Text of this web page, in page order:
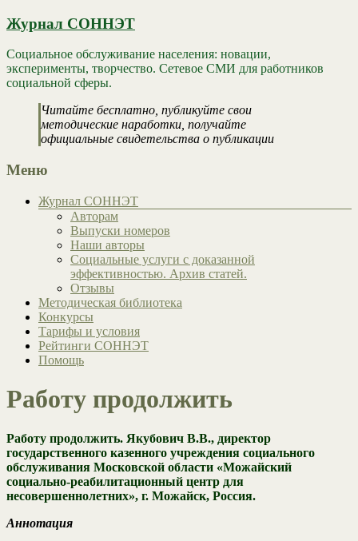
Журнал СОННЭТ
Социальное обслуживание населения: новации,
эксперименты, творчество. Сетевое СМИ для работников
социальной сферы.
Читайте бесплатно, публикуйте свои
методические наработки, получайте
официальные свидетельства о публикации
Меню
Журнал СОННЭТ
Авторам
Выпуски номеров
Наши авторы
Социальные услуги с доказанной
эффективностью. Архив статей.
Отзывы
Методическая библиотека
Конкурсы
Тарифы и условия
Рейтинги СОННЭТ
Помощь
Работу продолжить
Работу продолжить. Якубович В.В., директор
государственного казенного учреждения социального
обслуживания Московской области «Можайский
социально-реабилитационный центр для
несовершеннолетних», г. Можайск, Россия.
Аннотация